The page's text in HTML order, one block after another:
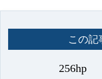
この記
256hp